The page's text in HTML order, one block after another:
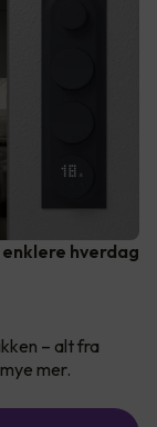
hverdag
– alt fra
mer.